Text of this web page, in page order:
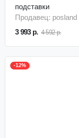
подставки
Продавец: posland
3 993 р. 4 592 р.
-12%